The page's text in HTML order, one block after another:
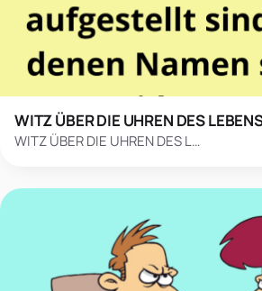
WITZ ÜBER DIE UHREN DES
WITZ ÜBER DIE UHREN DES L…